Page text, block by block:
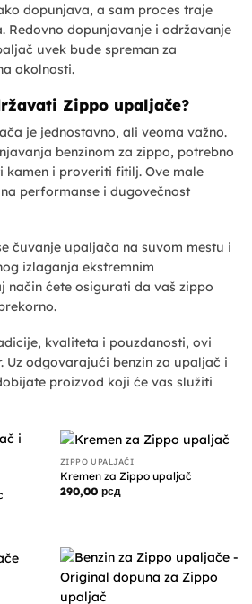
dopunjava, a sam proces traje
Redovno dopunjavanje i održavanje
uvek bude spreman za
okolnosti.
Zippo upaljače?
je jednostavno, ali veoma važno.
benzinom za zippo, potrebno
kamen i proveriti fitilj. Ove male
performanse i dugovečnost
čuvanje upaljača na suvom mestu i
izlaganja ekstremnim
način ćete osigurati da vaš zippo
kvaliteta i pouzdanosti, ovi
Uz odgovarajući benzin za upaljač i
proizvod koji će vas služiti
ZIPPO UPALJAČI
Kremen za Zippo upaljač
290,00 рсд